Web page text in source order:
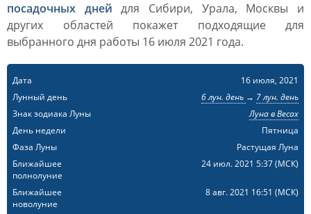
посадочных дней для Сибири, Урала, Москвы и
других областей покажет подходящие для
выбранного дня работы 16 июля 2021 года.
Дата
16 июля, 2021
Лунный день
6 лун. день → 7 лун. день
Знак зодиака Луны
Луна в Весах
День недели
Пятница
Фаза Луны
Растущая Луна
Ближайшее
полнолуние
24 июл. 2021 5:37(МСК)
Ближайшее
новолуние
8 авг. 2021 16:51 (МСК)